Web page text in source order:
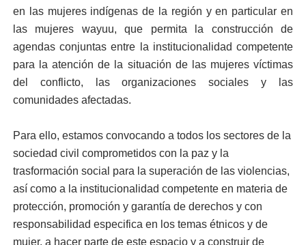
en las mujeres indígenas de la región y en particular en
las mujeres wayuu, que permita la construcción de
agendas conjuntas entre la institucionalidad competente
para la atención de la situación de las mujeres víctimas
del conflicto, las organizaciones sociales y las
comunidades afectadas.
Para ello, estamos convocando a todos los sectores de la
sociedad civil comprometidos con la paz y la
trasformación social para la superación de las violencias,
así como a la institucionalidad competente en materia de
protección, promoción y garantía de derechos y con
responsabilidad especifica en los temas étnicos y de
mujer, a hacer parte de este espacio y a construir de